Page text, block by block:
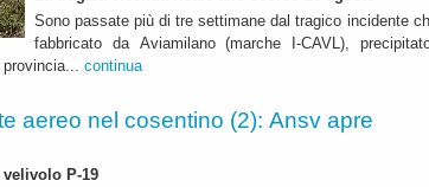
Sono passate più di tre settimane dal tragico incidente
fabbricato da Aviamilano (marche I-CAVL),
continua
aereo nel cosentino (2): Ansv apre
P-19